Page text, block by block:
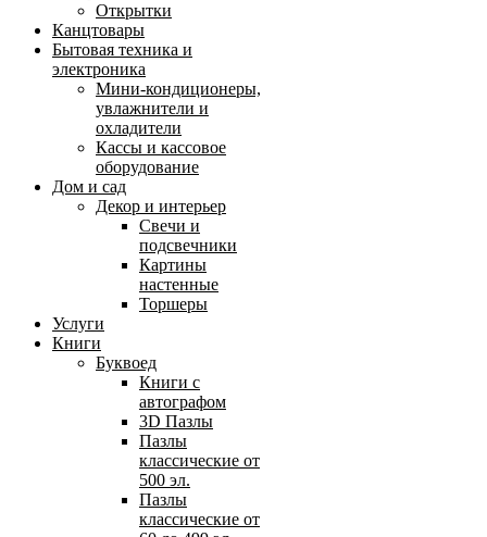
Открытки
Канцтовары
Бытовая техника и
электроника
Мини-кондиционеры,
увлажнители и
охладители
Кассы и кассовое
оборудование
Дом и сад
Декор и интерьер
Свечи и
подсвечники
Картины
настенные
Торшеры
Услуги
Книги
Буквоед
Книги с
автографом
3D Пазлы
Пазлы
классические от
500 эл.
Пазлы
классические от